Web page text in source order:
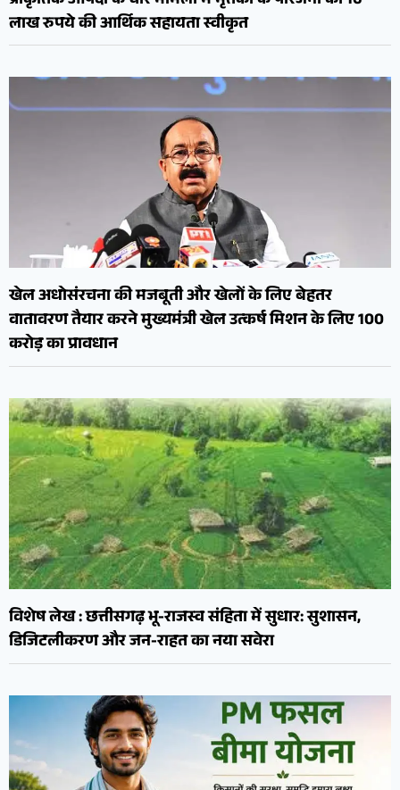
लाख रुपये की आर्थिक सहायता स्वीकृत
खेल अधोसंरचना की मजबूती और खेलों के लिए बेहतर
वातावरण तैयार करने मुख्यमंत्री खेल उत्कर्ष मिशन के लिए 100
करोड़ का प्रावधान
विशेष लेख : छत्तीसगढ़ भू-राजस्व संहिता में सुधार: सुशासन,
डिजिटलीकरण और जन-राहत का नया सवेरा